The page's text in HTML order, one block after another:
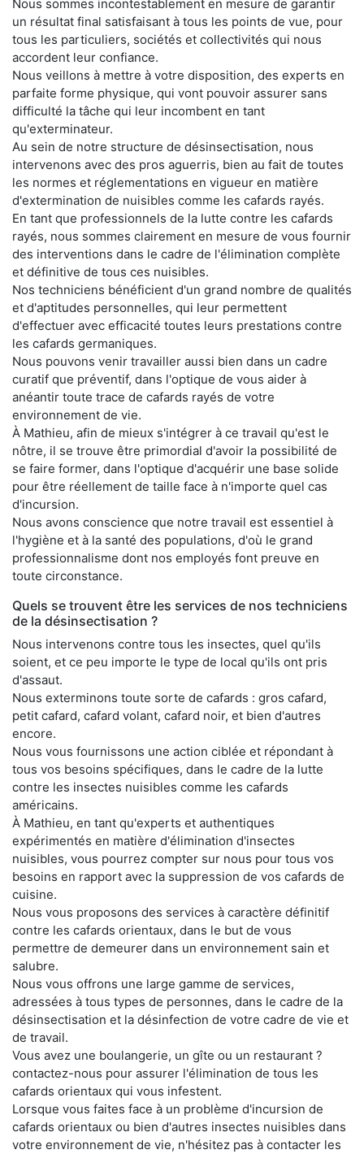
Nous sommes incontestablement en mesure de garantir
un résultat final satisfaisant à tous les points de vue, pour
tous les particuliers, sociétés et collectivités qui nous
accordent leur confiance.
Nous veillons à mettre à votre disposition, des experts en
parfaite forme physique, qui vont pouvoir assurer sans
difficulté la tâche qui leur incombent en tant
qu'exterminateur.
Au sein de notre structure de désinsectisation, nous
intervenons avec des pros aguerris, bien au fait de toutes
les normes et réglementations en vigueur en matière
d'extermination de nuisibles comme les cafards rayés.
En tant que professionnels de la lutte contre les cafards
rayés, nous sommes clairement en mesure de vous fournir
des interventions dans le cadre de l'élimination complète
et définitive de tous ces nuisibles.
Nos techniciens bénéficient d'un grand nombre de qualités
et d'aptitudes personnelles, qui leur permettent
d'effectuer avec efficacité toutes leurs prestations contre
les cafards germaniques.
Nous pouvons venir travailler aussi bien dans un cadre
curatif que préventif, dans l'optique de vous aider à
anéantir toute trace de cafards rayés de votre
environnement de vie.
À Mathieu, afin de mieux s'intégrer à ce travail qu'est le
nôtre, il se trouve être primordial d'avoir la possibilité de
se faire former, dans l'optique d'acquérir une base solide
pour être réellement de taille face à n'importe quel cas
d'incursion.
Nous avons conscience que notre travail est essentiel à
l'hygiène et à la santé des populations, d'où le grand
professionnalisme dont nos employés font preuve en
toute circonstance.
Quels se trouvent être les services de nos techniciens
de la désinsectisation ?
Nous intervenons contre tous les insectes, quel qu'ils
soient, et ce peu importe le type de local qu'ils ont pris
d'assaut.
Nous exterminons toute sorte de cafards : gros cafard,
petit cafard, cafard volant, cafard noir, et bien d'autres
encore.
Nous vous fournissons une action ciblée et répondant à
tous vos besoins spécifiques, dans le cadre de la lutte
contre les insectes nuisibles comme les cafards
américains.
À Mathieu, en tant qu'experts et authentiques
expérimentés en matière d'élimination d'insectes
nuisibles, vous pourrez compter sur nous pour tous vos
besoins en rapport avec la suppression de vos cafards de
cuisine.
Nous vous proposons des services à caractère définitif
contre les cafards orientaux, dans le but de vous
permettre de demeurer dans un environnement sain et
salubre.
Nous vous offrons une large gamme de services,
adressées à tous types de personnes, dans le cadre de la
désinsectisation et la désinfection de votre cadre de vie et
de travail.
Vous avez une boulangerie, un gîte ou un restaurant ?
contactez-nous pour assurer l'élimination de tous les
cafards orientaux qui vous infestent.
Lorsque vous faites face à un problème d'incursion de
cafards orientaux ou bien d'autres insectes nuisibles dans
votre environnement de vie, n'hésitez pas à contacter les